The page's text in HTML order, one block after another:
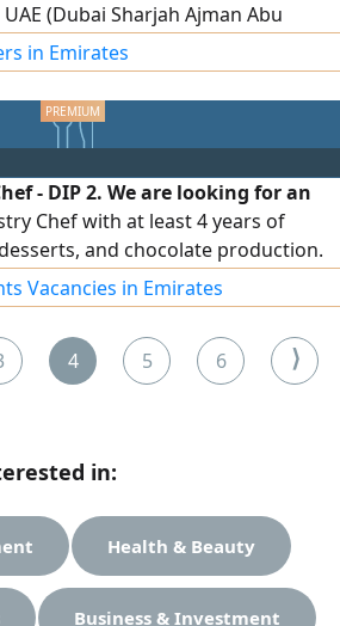
(Dubai Sharjah Ajman Abu
please contact house driver
in Emirates
- DIP 2. We are looking for an
Chef with at least 4 years of
and chocolate production.
is required. Immediate joiners
Vacancies in Emirates
4 5 6 ⟩
in:
Health & Beauty
Business & Investment